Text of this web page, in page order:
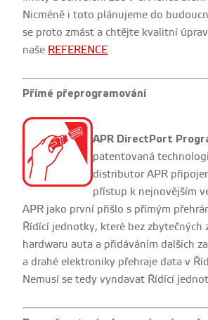
Nicméně i toto plánujeme do
se proto zmást a chtějte kvalitní
naše REFERENCE
Přímé přeprogramování
APR DirectPort
patentovaná
distributor APR
přístup k nejnovějším
APR jako první přišlo s přímým
Řídící jednotky, které bez zbytečných
hardwaru auta a přidáváním dalších
a drahé elektroniky přehraje data v
Nemusí se tedy vyndavat Řídící